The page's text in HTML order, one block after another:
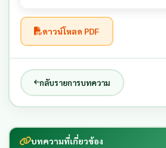
ดาวน์โหลด PDF
กลับรายการบทความ
บทความที่เกี่ยวข้อง